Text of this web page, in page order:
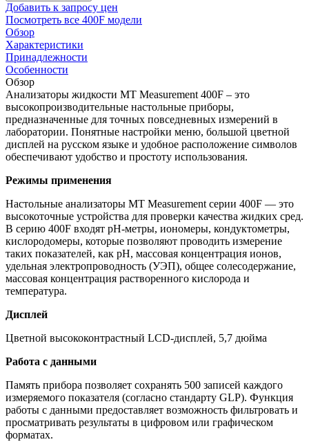
Добавить к запросу цен
Посмотреть все 400F модели
Обзор
Характеристики
Принадлежности
Особенности
Обзор
Анализаторы жидкости MT Measurement 400F – это
высокопроизводительные настольные приборы,
предназначенные для точных повседневных измерений в
лаборатории. Понятные настройки меню, большой цветной
дисплей на русском языке и удобное расположение символов
обеспечивают удобство и простоту использования.
Режимы применения
Настольные анализаторы MT Measurement серии 400F — это
высокоточные устройства для проверки качества жидких сред.
В серию 400F входят рН-метры, иономеры, кондуктометры,
кислородомеры, которые позволяют проводить измерение
таких показателей, как рН, массовая концентрация ионов,
удельная электропроводность (УЭП), общее солесодержание,
массовая концентрация растворенного кислорода и
температура.
Дисплей
Цветной высококонтрастный LCD-дисплей, 5,7 дюйма
Работа с данными
Память прибора позволяет сохранять 500 записей каждого
измеряемого показателя (согласно стандарту GLP). Функция
работы с данными предоставляет возможность фильтровать и
просматривать результаты в цифровом или графическом
форматах.